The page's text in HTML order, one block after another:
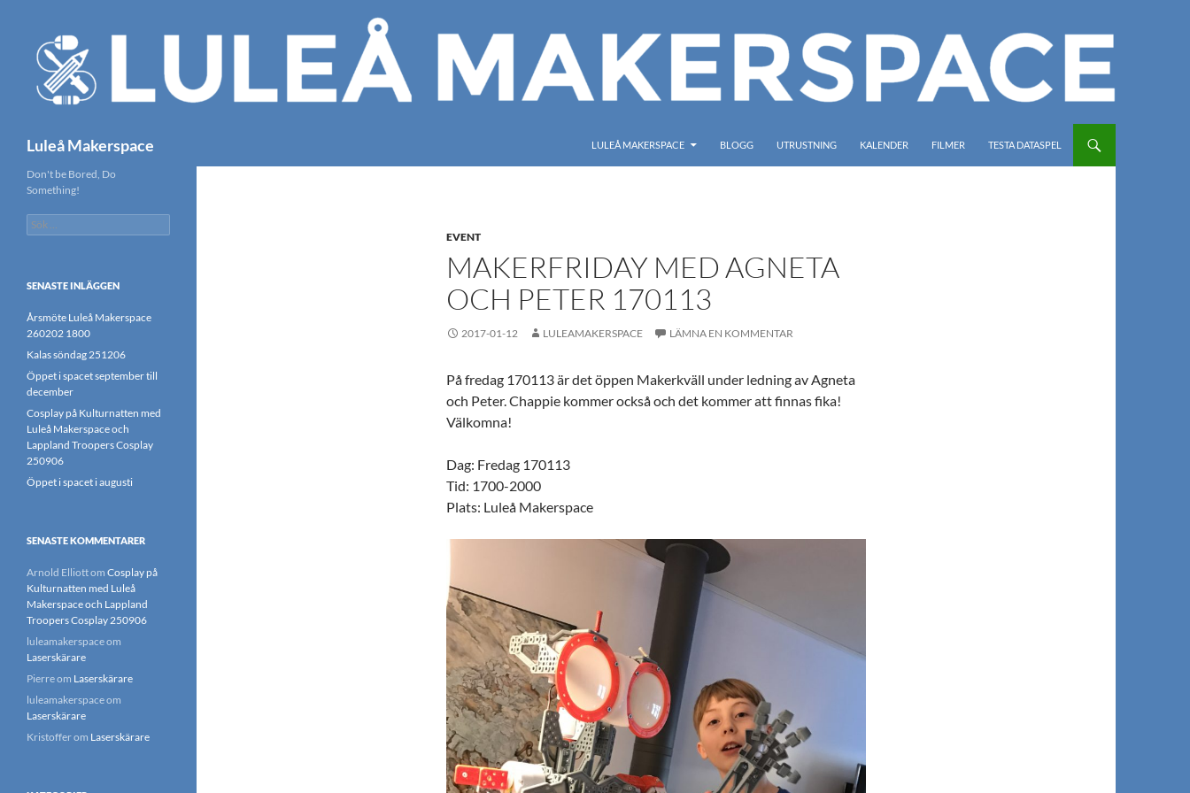
innehåll
Luleå Makerspace LULEÅ MAKERSPACE BLOGG UTRUSTNING KALENDER FILMER TESTA DATASPEL
EVENT
MAKERFRIDAY MED AGNETA
OCH PETER 170113
2017-01-12 LULEAMAKERSPACE LÄMNA EN KOMMENTAR
På fredag 170113 är det öppen Makerkväll under ledning av Agneta
och Peter. Chappie kommer också och det kommer att finnas fika!
Välkomna!
Dag: Fredag 170113
Tid: 1700-2000
Plats: Luleå Makerspace
Don't be Bored, Do
Something!
Sök
efter:
SENASTE INLÄGGEN
Årsmöte Luleå Makerspace
260202 1800
Kalas söndag 251206
Öppet i spacet september till
december
Cosplay på Kulturnatten med
Luleå Makerspace och
Lappland Troopers Cosplay
250906
Öppet i spacet i augusti
SENASTE KOMMENTARER
Arnold Elliottom Cosplay på
Kulturnatten med Luleå
Makerspace och Lappland
Troopers Cosplay 250906
luleamakerspaceom
Laserskärare
Pierreom Laserskärare
luleamakerspaceom
Laserskärare
Kristofferom Laserskärare